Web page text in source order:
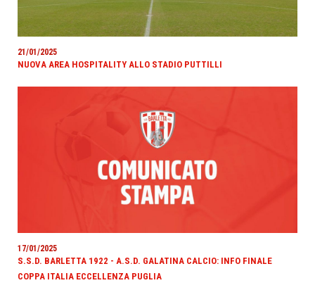
21/01/2025
NUOVA AREA HOSPITALITY ALLO STADIO PUTTILLI
17/01/2025
S.S.D. BARLETTA 1922 - A.S.D. GALATINA CALCIO: INFO FINALE
COPPA ITALIA ECCELLENZA PUGLIA